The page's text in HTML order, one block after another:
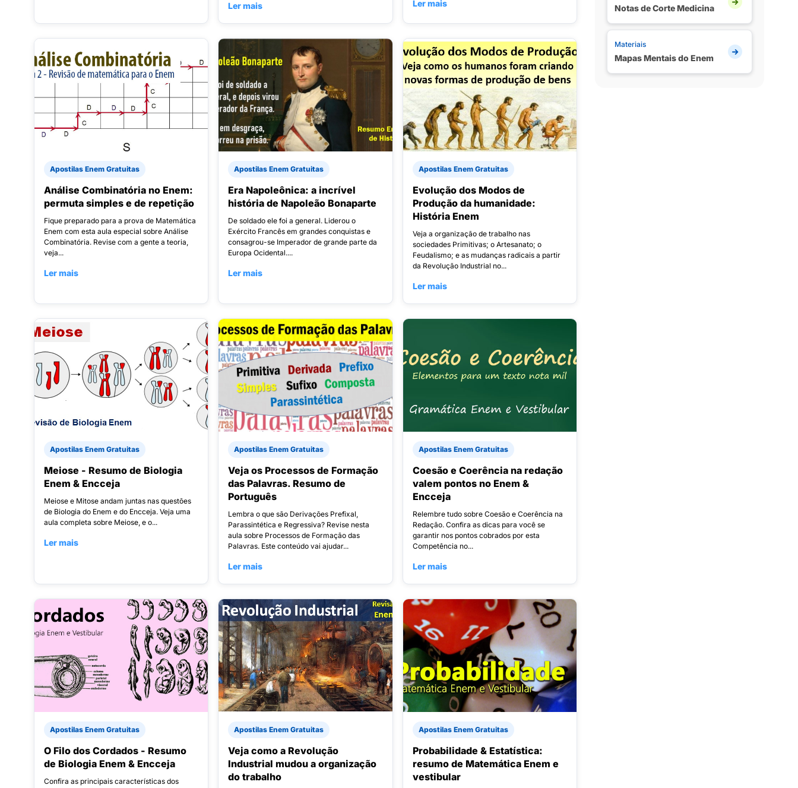
Ler mais Ler mais
Apostilas Enem Gratuitas
Análise Combinatória no Enem:
permuta simples e de repetição
Fique preparado para a prova de Matemática
Enem com esta aula especial sobre Análise
Combinatória. Revise com a gente a teoria,
veja...
Ler mais
Apostilas Enem Gratuitas
Era Napoleônica: a incrível
história de Napoleão Bonaparte
De soldado ele foi a general. Liderou o
Exército Francês em grandes conquistas e
consagrou-se Imperador de grande parte da
Europa Ocidental....
Ler mais
Apostilas Enem Gratuitas
Evolução dos Modos de
Produção da humanidade:
História Enem
Veja a organização de trabalho nas
sociedades Primitivas; o Artesanato; o
Feudalismo; e as mudanças radicais a partir
da Revolução Industrial no...
Ler mais
Apostilas Enem Gratuitas
Meiose - Resumo de Biologia
Enem & Encceja
Meiose e Mitose andam juntas nas questões
de Biologia do Enem e do Encceja. Veja uma
aula completa sobre Meiose, e o...
Ler mais
Apostilas Enem Gratuitas
Veja os Processos de Formação
das Palavras. Resumo de
Português
Lembra o que são Derivações Prefixal,
Parassintética e Regressiva? Revise nesta
aula sobre Processos de Formação das
Palavras. Este conteúdo vai ajudar...
Ler mais
Apostilas Enem Gratuitas
Coesão e Coerência na redação
valem pontos no Enem &
Encceja
Relembre tudo sobre Coesão e Coerência na
Redação. Confira as dicas para você se
garantir nos pontos cobrados por esta
Competência no...
Ler mais
Apostilas Enem Gratuitas
O Filo dos Cordados - Resumo
de Biologia Enem & Encceja
Confira as principais características dos
Apostilas Enem Gratuitas
Veja como a Revolução
Industrial mudou a organização
do trabalho
Apostilas Enem Gratuitas
Probabilidade & Estatística:
resumo de Matemática Enem e
vestibular
Notas de Corte Medicina
Materiais
Mapas Mentais do Enem